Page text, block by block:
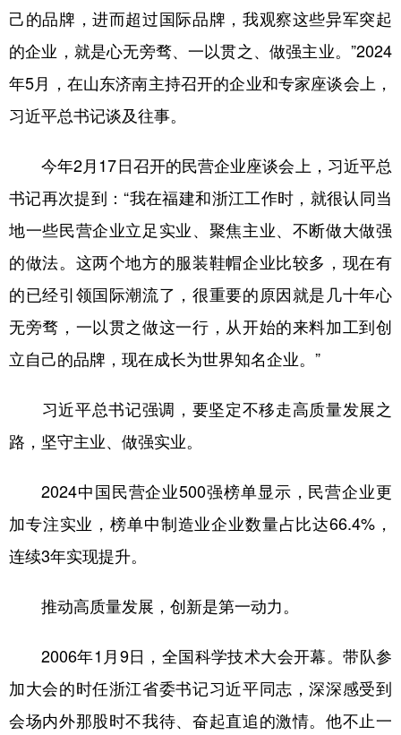
己的品牌，进而超过国际品牌，我观察这些异军突起
的企业，就是心无旁骛、一以贯之、做强主业。”2024
年5月，在山东济南主持召开的企业和专家座谈会上，
习近平总书记谈及往事。
今年2月17日召开的民营企业座谈会上，习近平总
书记再次提到：“我在福建和浙江工作时，就很认同当
地一些民营企业立足实业、聚焦主业、不断做大做强
的做法。这两个地方的服装鞋帽企业比较多，现在有
的已经引领国际潮流了，很重要的原因就是几十年心
无旁骛，一以贯之做这一行，从开始的来料加工到创
立自己的品牌，现在成长为世界知名企业。”
习近平总书记强调，要坚定不移走高质量发展之
路，坚守主业、做强实业。
2024中国民营企业500强榜单显示，民营企业更
加专注实业，榜单中制造业企业数量占比达66.4%，
连续3年实现提升。
推动高质量发展，创新是第一动力。
2006年1月9日，全国科学技术大会开幕。带队参
加大会的时任浙江省委书记习近平同志，深深感受到
会场内外那股时不我待、奋起直追的激情。他不止一